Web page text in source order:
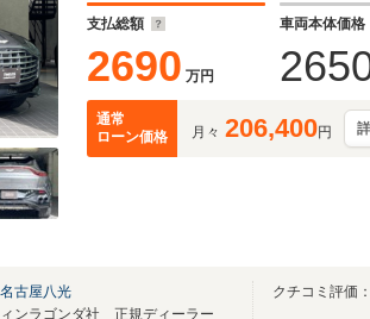
支払総額
2690 万円
車両本体価格
通常
ローン価格
月々 206,400円
古屋八光
ンラゴンダ社 正規ディーラー
クチコミ評価